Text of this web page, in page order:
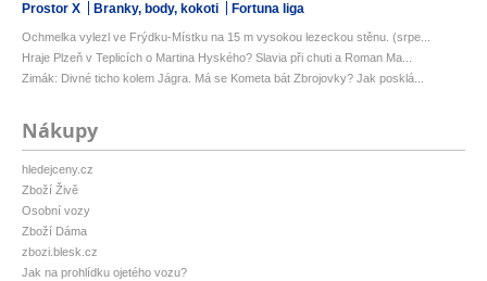
Prostor X Branky, body, kokoti Fortuna liga
Ochmelka vylezl ve Frýdku-Místku na 15 m vysokou lezeckou stěnu. (srpe...
Hraje Plzeň v Teplicích o Martina Hyského? Slavia při chuti a Roman Ma...
Zimák: Divné ticho kolem Jágra. Má se Kometa bát Zbrojovky? Jak posklá...
Nákupy
hledejceny.cz
Zboží Živě
Osobní vozy
Zboží Dáma
zbozi.blesk.cz
Jak na prohlídku ojetého vozu?